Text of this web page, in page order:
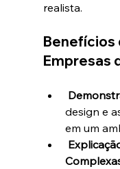
realista.
Benefícios
Empresas
design e
em um